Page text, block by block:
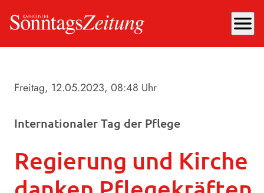
menu
Freitag, 12.05.2023, 08:48 Uhr
Internationaler Tag der Pflege
Regierung und Kirche